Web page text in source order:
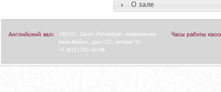
О зале
Английский зал:
190121, Санкт-Петербург, набережная
реки Мойки, дом 122, литера "А".
+7 (812) 702-60-96
Часы работы